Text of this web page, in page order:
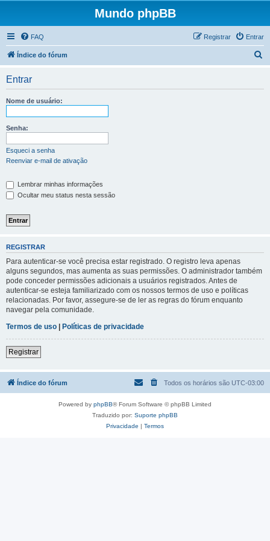
Mundo phpBB
FAQ Entrar
Registrar
Índice do fórum
Entrar
Nome de usuário:
Senha:
Esqueci a senha
Reenviar e-mail de ativação
Lembrar minhas informações
Ocultar meu status nesta sessão
REGISTRAR
Para autenticar-se você precisa estar registrado. O registro leva apenas
alguns segundos, mas aumenta as suas permissões. O administrador também
pode conceder permissões adicionais a usuários registrados. Antes de
autenticar-se esteja familiarizado com os nossos termos de uso e políticas
relacionadas. Por favor, assegure-se de ler as regras do fórum enquanto
navegar pela comunidade.
Termos de uso | Políticas de privacidade
Registrar
Índice do fórum Todos os horários são UTC-03:00
Powered by phpBB® Forum Software © phpBB Limited
Traduzido por: Suporte phpBB
Privacidade | Termos